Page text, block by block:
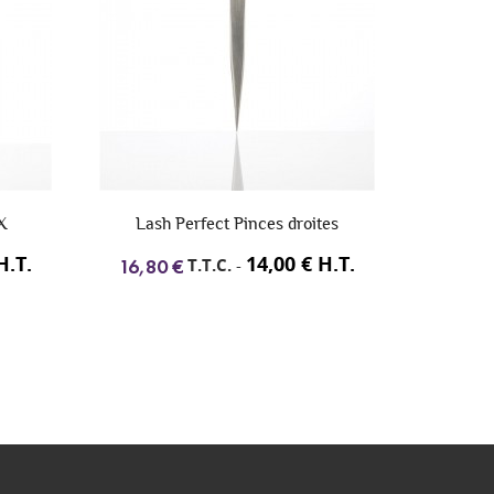
Lash Perfect Pinces droites
16,80 € T.T.C.- 14,00 € H.T.